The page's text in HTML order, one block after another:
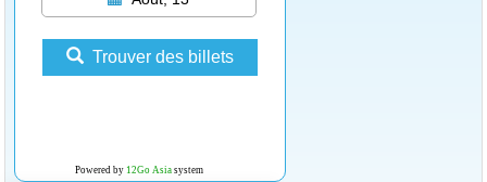
Trouver des billets
Powered by 12Go Asiasystem